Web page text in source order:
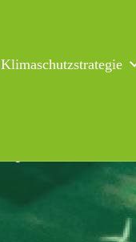
Klimaschutzstrategie